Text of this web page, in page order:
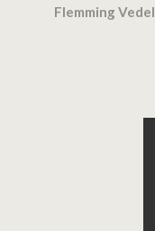
Flemming Vedel